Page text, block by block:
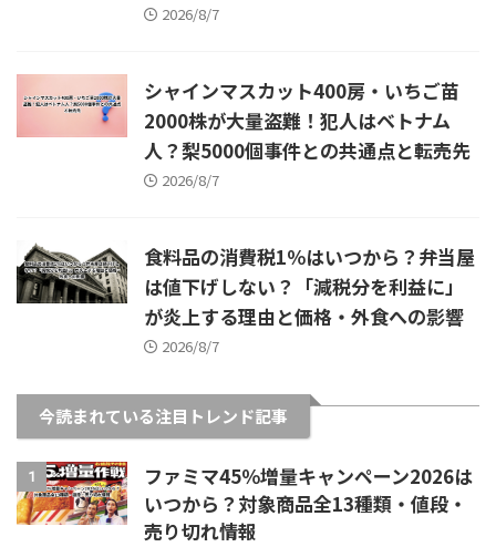
2026/8/7
シャインマスカット400房・いちご苗
2000株が大量盗難！犯人はベトナム
人？梨5000個事件との共通点と転売先
2026/8/7
食料品の消費税1％はいつから？弁当屋
は値下げしない？「減税分を利益に」
が炎上する理由と価格・外食への影響
2026/8/7
今読まれている注目トレンド記事
1
ファミマ45％増量キャンペーン2026は
いつから？対象商品全13種類・値段・
売り切れ情報